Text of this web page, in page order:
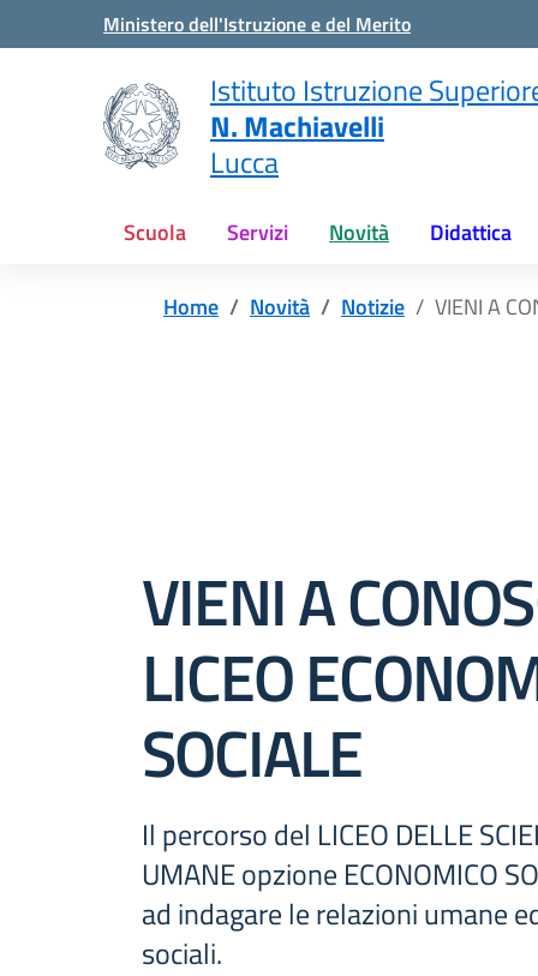
Vai ai contenuti
Vai al menu di navigazione
Ministero dell'Istruzione e del Merito
Istituto Istruzione
N. Machiavelli
Lucca
Scuola Servizi Novità Didattica
Home Novità Notizie VIENI A
VIENI A
LICEO
SOCIALE
Il percorso del LICEO DELLE
UMANE opzione ECONOMICO
ad indagare le relazioni umane
sociali.